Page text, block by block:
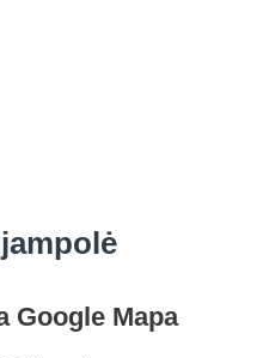
Google Mapa